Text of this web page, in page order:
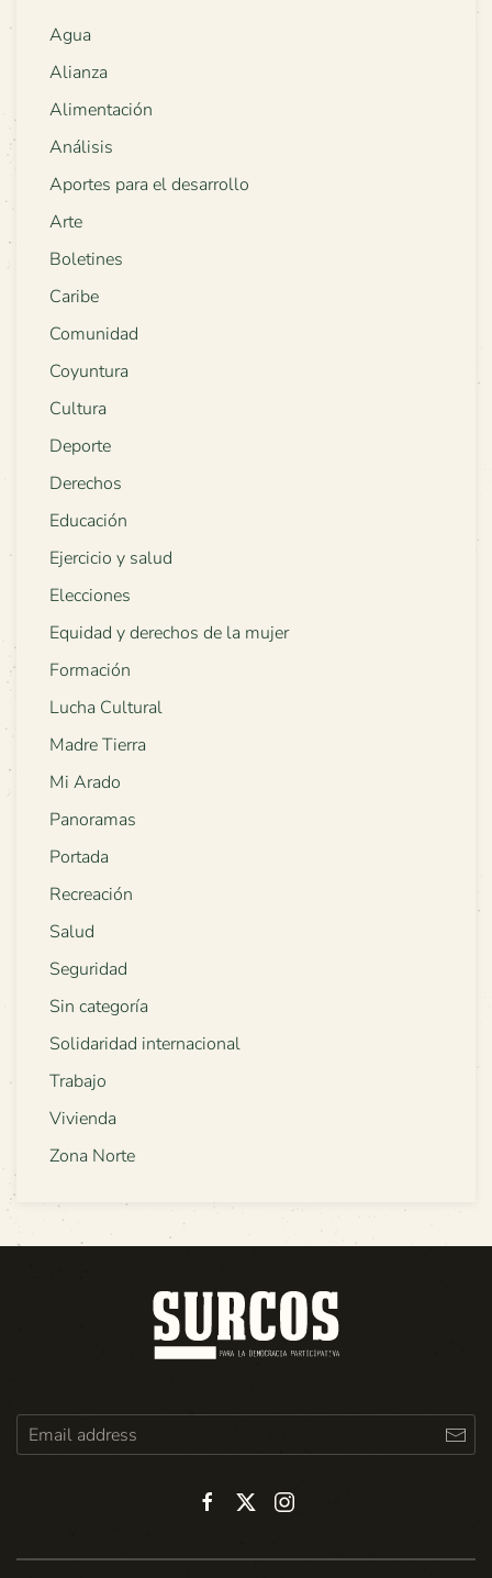
Agua
Alianza
Alimentación
Análisis
Aportes para el desarrollo
Arte
Boletines
Caribe
Comunidad
Coyuntura
Cultura
Deporte
Derechos
Educación
Ejercicio y salud
Elecciones
Equidad y derechos de la mujer
Formación
Lucha Cultural
Madre Tierra
Mi Arado
Panoramas
Portada
Recreación
Salud
Seguridad
Sin categoría
Solidaridad internacional
Trabajo
Vivienda
Zona Norte